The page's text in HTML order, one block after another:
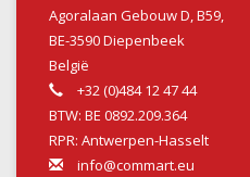
Agoralaan Gebouw D, B59,
BE-3590 Diepenbeek
België
+32 (0)484 12 47 44
BTW: BE 0892.209.364
RPR: Antwerpen-Hasselt
info@commart.eu